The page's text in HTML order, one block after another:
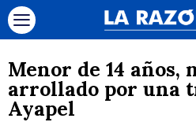
Menor de 14 años,
arrollado por una
Ayapel